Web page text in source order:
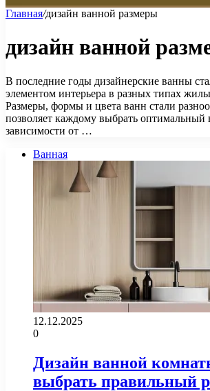
Главная/дизайн ванной размеры
дизайн ванной
В последние годы дизайнерские ванны
элементом интерьера в разных типах
Размеры, формы и цвета ванн стали
позволяет каждому выбрать оптимальный
зависимости от …
Ванная
12.12.2025
0
Дизайн ванной
выбрать правильный